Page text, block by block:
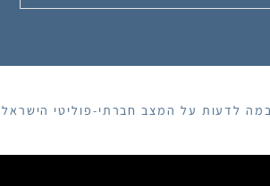
על המצב חברתי-פוליטי הישראלי